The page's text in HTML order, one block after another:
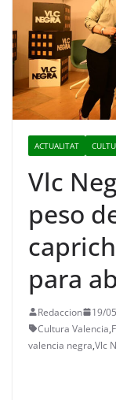
ACTUALITAT
Vlc
peso
para
Redaccion 19/
Cultura Valencia,
valencia negra,Vlc